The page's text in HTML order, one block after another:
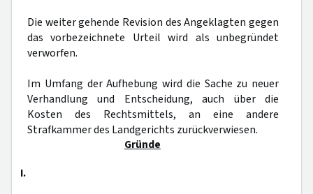
Die weiter gehende Revision des Angeklagten gegen
das vorbezeichnete Urteil wird als unbegründet
verworfen.
Im Umfang der Aufhebung wird die Sache zu neuer
Verhandlung und Entscheidung, auch über die
Kosten des Rechtsmittels, an eine andere
Strafkammer des Landgerichts zurückverwiesen.
Gründe
I.